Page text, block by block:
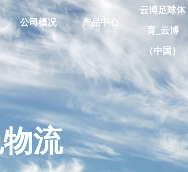
公司概况
公司概况
发展历程
大事记
荣誉称号
资质认证
产品中心
低温罐车系列
低温小罐系列
核电站装备
云博足球体
育_云博
（中国）
流